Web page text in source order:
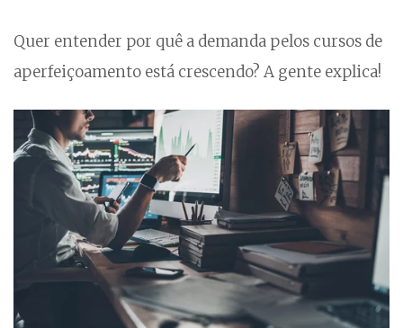
Quer entender por quê a demanda pelos cursos de
aperfeiçoamento está crescendo? A gente explica!